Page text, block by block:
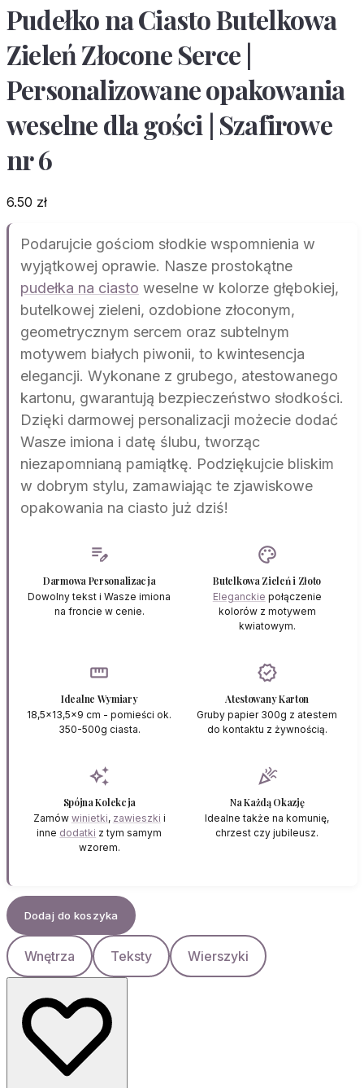
Pudełko na Ciasto Butelkowa
Zieleń Złocone Serce |
Personalizowane opakowania
weselne dla gości | Szafirowe
nr 6
6.50 zł
Podarujcie gościom słodkie wspomnienia w
wyjątkowej oprawie. Nasze prostokątne
pudełka na ciasto weselne w kolorze głębokiej,
butelkowej zieleni, ozdobione złoconym,
geometrycznym sercem oraz subtelnym
motywem białych piwonii, to kwintesencja
elegancji. Wykonane z grubego, atestowanego
kartonu, gwarantują bezpieczeństwo słodkości.
Dzięki darmowej personalizacji możecie dodać
Wasze imiona i datę ślubu, tworząc
niezapomnianą pamiątkę. Podziękujcie bliskim
w dobrym stylu, zamawiając te zjawiskowe
opakowania na ciasto już dziś!
edit_note
Darmowa Personalizacja
Dowolny tekst i Wasze imiona
na froncie w cenie.
palette
Butelkowa Zieleń i Złoto
Eleganckie połączenie
kolorów z motywem
kwiatowym.
straighten
Idealne Wymiary
18,5x13,5x9 cm - pomieści ok.
350-500g ciasta.
verified
Atestowany Karton
Gruby papier 300g z atestem
do kontaktu z żywnością.
auto_awesome
Spójna Kolekcja
Zamów winietki, zawieszki i
inne dodatki z tym samym
wzorem.
celebration
Na Każdą Okazję
Idealne także na komunię,
chrzest czy jubileusz.
Dodaj do koszyka
Wnętrza Teksty Wierszyki